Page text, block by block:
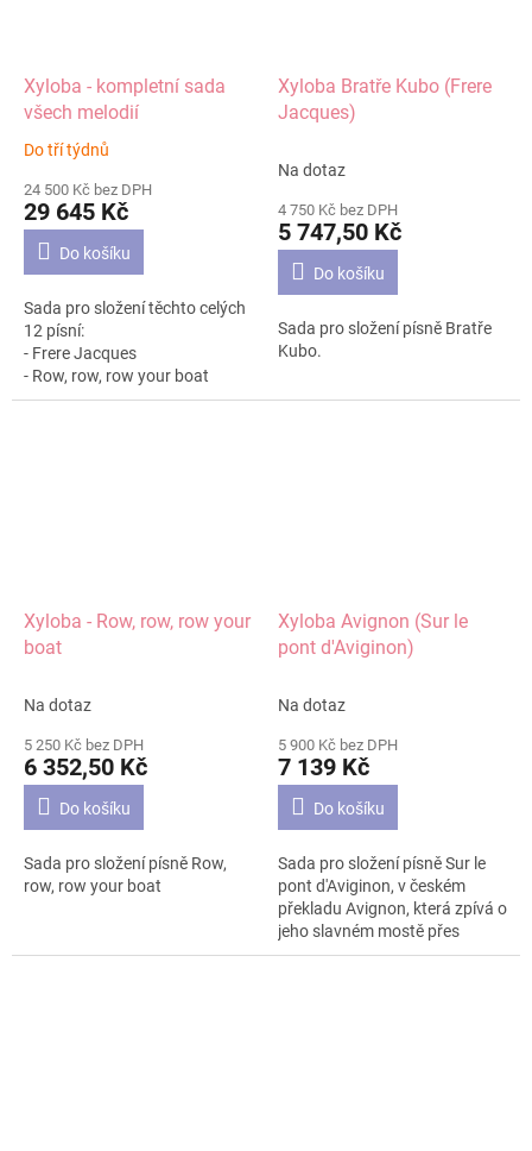
Xyloba - kompletní sada
všech melodií
Průměrné
produktu
je
5,0
hvězdiček.
Do tří týdnů
24 500 Kč bez DPH
29 645 Kč
Do košíku
Sada pro složení těchto celých
12 písní:
- Frere Jacques
- Row, row, row your boat
- Sur le pont d'Avignon
- Stille Nacht
Xyloba Bratře Kubo (Frere
Jacques)
Na dotaz
4 750 Kč bez DPH
5 747,50 Kč
Do košíku
Sada pro složení písně Bratře
Kubo.
Xyloba - Row, row, row your
boat
Na dotaz
5 250 Kč bez DPH
6 352,50 Kč
Do košíku
Sada pro složení písně Row,
row, row your boat
Xyloba Avignon (Sur le
pont d'Aviginon)
Na dotaz
5 900 Kč bez DPH
7 139 Kč
Do košíku
Sada pro složení písně Sur le
pont d'Aviginon, v českém
překladu Avignon, která zpívá o
jeho slavném mostě přes
Rhonu.